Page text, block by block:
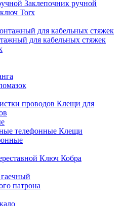
Заклепочник ручной
Torx
для кабельных стяжек
Клещи для
Клещи
Ключ Кобра
патрона